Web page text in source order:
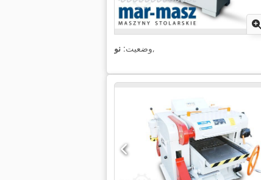
وضعیت: نو ,